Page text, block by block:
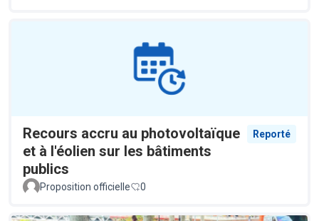
Recours accru au photovoltaïque
et à l'éolien sur les bâtiments
publics
Reporté
Proposition officielle 0